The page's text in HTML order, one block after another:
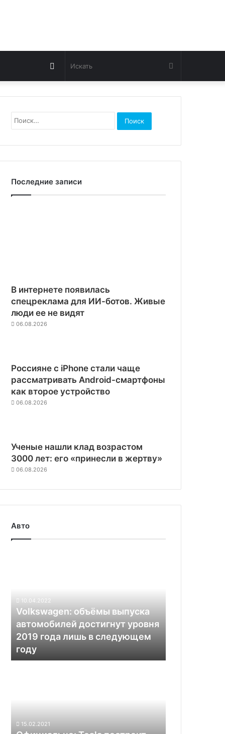
Искать
Switch
skin
Найти:
Последние записи
В интернете появилась
спецреклама для ИИ-ботов. Живые
люди ее не видят
06.08.2026
Россияне с iPhone стали чаще
рассматривать Android-смартфоны
как второе устройство
06.08.2026
Ученые нашли клад возрастом
3000 лет: его «принесли в жертву»
06.08.2026
Авто
уровня
года
лишь
следующем
10.04.2022
Volkswagen: объёмы выпуска
автомобилей достигнут уровня
2019 года лишь в следующем
году
электромобилей
15.02.2021